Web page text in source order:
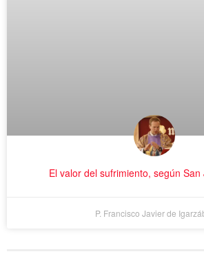
El valor del sufrimiento, según San
P. Francisco Javier de